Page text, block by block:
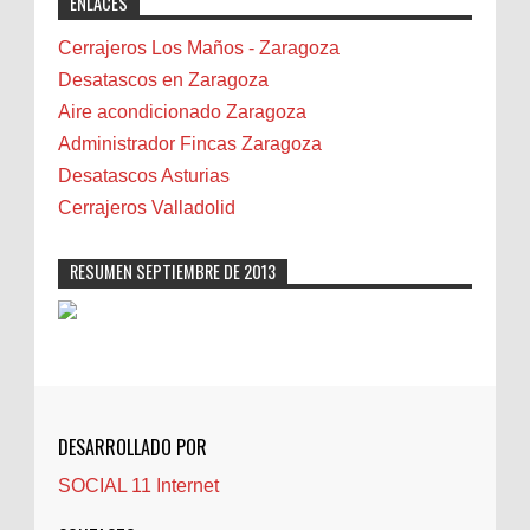
Bicicletas
Bilbao
Biota
Camareta
Cáncer
Carmela Sauras
Carnavales
Castellón
Cerrajeros
Cocinas
Comentarios de la afición
Cerrajeros Los Maños - Zaragoza
Desatascos en Zaragoza
Aire acondicionado Zaragoza
Administrador Fincas Zaragoza
Desatascos Asturias
Cerrajeros Valladolid
RESUMEN SEPTIEMBRE DE 2013
DESARROLLADO POR
SOCIAL 11 Internet